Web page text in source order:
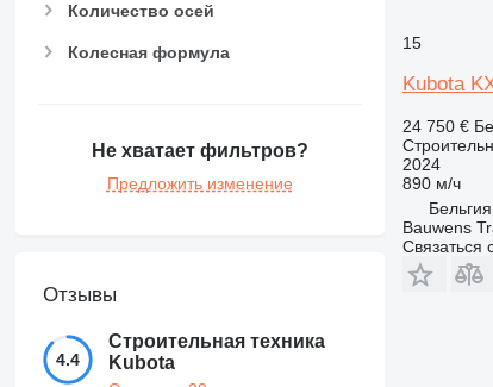
Количество осей
Колесная формула
Не хватает фильтров?
Предложить изменение
Отзывы
4.4
Строительная техника
Kubota
15
Kubota
24 750 €
2024
890 м/ч
Bauwens
Связаться